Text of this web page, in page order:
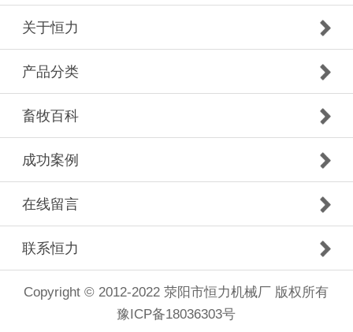
关于恒力
产品分类
畜牧百科
成功案例
在线留言
联系恒力
Copyright © 2012-2022 荥阳市恒力机械厂 版权所有
豫ICP备18036303号